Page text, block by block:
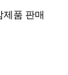
제품 판매